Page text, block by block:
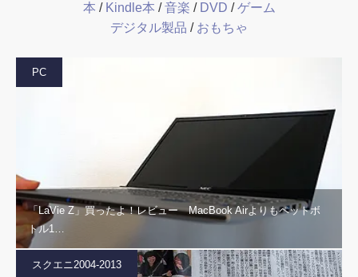
本 / Kindle本 /音楽 / DVD /ゲーム
デジタル製品 / おもちゃ
PC
「LaVie Z」買ったよ！レビュー MacBook Airよりもペットボ
トル1…
スクエニ2004-2013